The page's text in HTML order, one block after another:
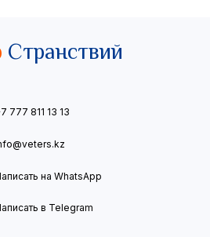
Странствий
777 811 13 13
на WhatsApp
в Telegram